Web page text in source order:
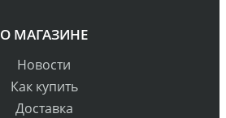
О МАГАЗИНЕ
Новости
Как купить
Доставка